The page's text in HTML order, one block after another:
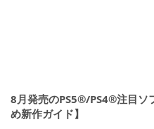
8月発売のPS5®/PS4®注目ソ
め新作ガイド】